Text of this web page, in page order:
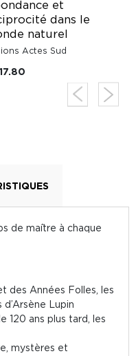
et
dans le
naturel
Actes Sud
de maître à chaque
des Années Folles, les
Lupin
120 ans plus tard, les
mystères et